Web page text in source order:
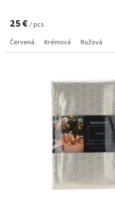
25 € / pcs
Červená Krémová Ružová